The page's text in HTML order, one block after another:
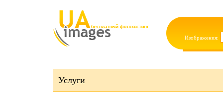
Изображения:
Услуги